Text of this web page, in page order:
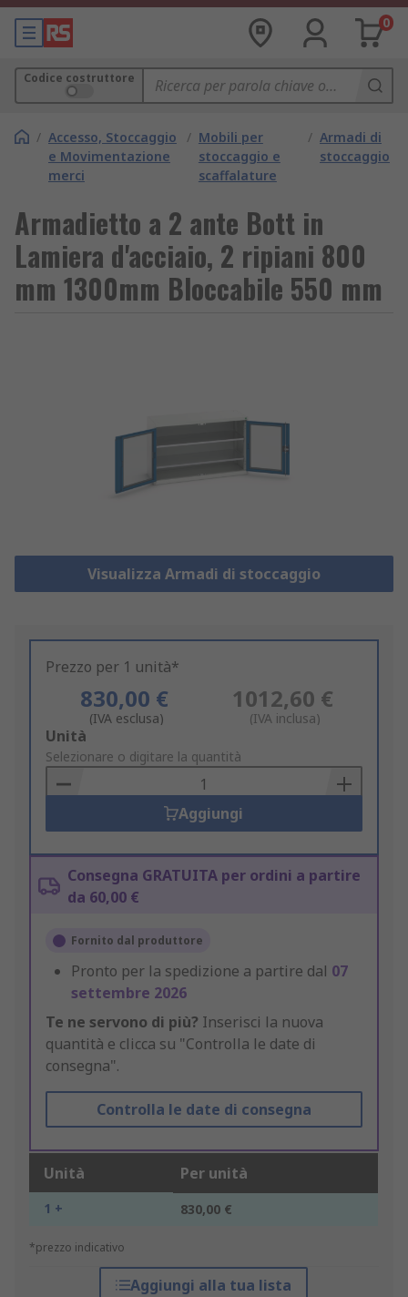
0
Codice costruttore
/ Accesso, Stoccaggio
e Movimentazione
merci
/ Mobili per
stoccaggio e
scaffalature
/ Armadi di
stoccaggio
Armadietto a 2 ante Bott in
Lamiera d'acciaio, 2 ripiani 800
mm 1300mm Bloccabile 550 mm
Visualizza Armadi di stoccaggio
Prezzo per 1 unità*
830,00 €
(IVA esclusa)
1012,60 €
(IVA inclusa)
Add
to
Basket
Unità
Selezionare o digitare la quantità
Aggiungi
Consegna GRATUITA per ordini a partire
da 60,00 €
Fornito dal produttore
Pronto per la spedizione a partire dal 07
settembre 2026
Te ne servono di più? Inserisci la nuova
quantità e clicca su "Controlla le date di
consegna".
Controlla le date di consegna
Unità Per unità
1 + 830,00 €
*prezzo indicativo
Aggiungi alla tua lista